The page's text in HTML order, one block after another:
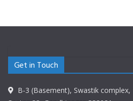
Get in Touch
B-3 (Basement), Swastik complex,